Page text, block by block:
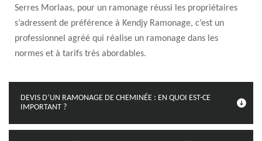
Serres Morlaas, pour un ramonage réussi les propriétaires
s’adressent de préférence à Kendjy Ramonage, c’est un
professionnel agréé qui réalise un ramonage dans les
normes et à tarifs très abordables.
DEVIS D’UN RAMONAGE DE CHEMINÉE : EN QUOI EST-CE
IMPORTANT ?